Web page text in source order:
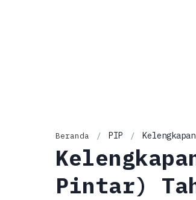
Beranda PIP
Pintar)